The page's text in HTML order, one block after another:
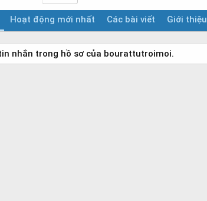
Hoạt động mới nhất Các bài viết Giới thiệu
nhắn trong hồ sơ của bourattutroimoi.